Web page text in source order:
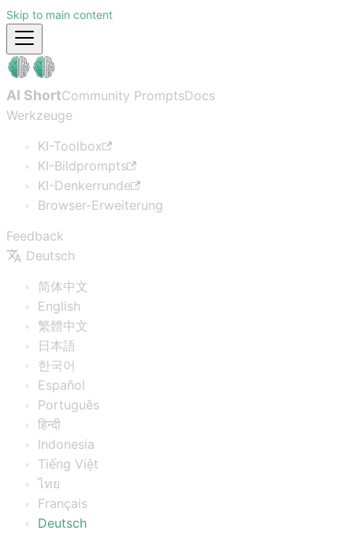
Skip to main content
AI ShortCommunity PromptsDocs
Werkzeuge
KI-Toolbox
KI-Bildprompts
KI-Denkerrunde
Browser-Erweiterung
Feedback
Deutsch
简体中文
English
繁體中文
日本語
한국어
Español
Português
हिन्दी
Indonesia
Tiếng Việt
ไทย
Français
Deutsch